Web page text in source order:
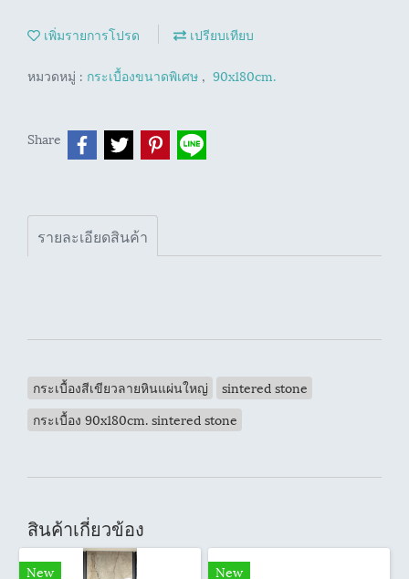
เพิ่มรายการโปรด เปรียบเทียบ
หมวดหมู่ : กระเบื้องขนาดพิเศษ , 90x180cm.
Share
รายละเอียดสินค้า
กระเบื้องสีเขียวลายหินแผ่นใหญ่
sintered stone
กระเบื้อง 90x180cm. sintered stone
สินค้าเกี่ยวข้อง
New New